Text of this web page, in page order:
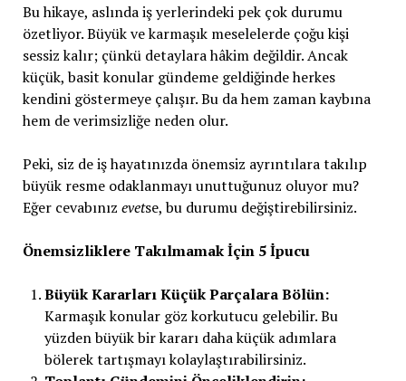
Bu hikaye, aslında iş yerlerindeki pek çok durumu
özetliyor. Büyük ve karmaşık meselelerde çoğu kişi
sessiz kalır; çünkü detaylara hâkim değildir. Ancak
küçük, basit konular gündeme geldiğinde herkes
kendini göstermeye çalışır. Bu da hem zaman kaybına
hem de verimsizliğe neden olur.
Peki, siz de iş hayatınızda önemsiz ayrıntılara takılıp
büyük resme odaklanmayı unuttuğunuz oluyor mu?
Eğer cevabınız evetse, bu durumu değiştirebilirsiniz.
Önemsizliklere Takılmamak İçin 5 İpucu
Büyük Kararları Küçük Parçalara Bölün:
Karmaşık konular göz korkutucu gelebilir. Bu
yüzden büyük bir kararı daha küçük adımlara
bölerek tartışmayı kolaylaştırabilirsiniz.